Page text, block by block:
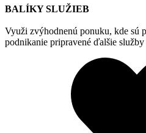
BALÍKY SLUŽIEB
Využi zvýhodnenú ponuku, kde sú
podnikanie pripravené ďalšie služby